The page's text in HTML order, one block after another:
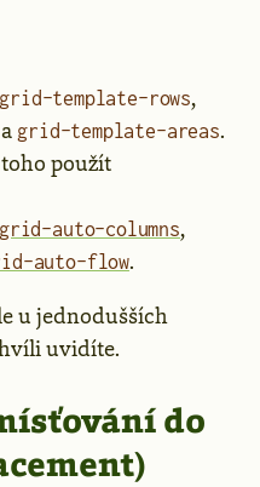
grid-template-rows,
a grid-template-areas.
použít
grid-auto-columns,
auto-flow.
u jednodušších
uvidíte.
do